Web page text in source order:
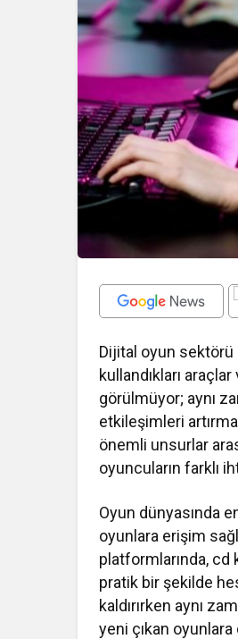
Dijital oyun
kullandıkları
görülmüyor; aynı
etkileşimleri
önemli unsurlar
oyuncuların farklı
Oyun dünyasında
oyunlara erişim
platformlarında, cd
pratik bir şekilde
kaldırırken aynı
yeni çıkan